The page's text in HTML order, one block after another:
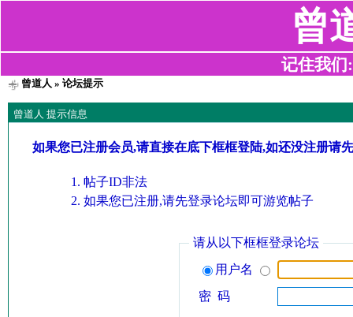
曾
记住我们
曾道人 » 论坛提示
曾道人 提示信息
如果您已注册会员,请直接在底下框框登陆,如还没注册请
帖子ID非法
如果您已注册,请先登录论坛即可游览帖子
请从以下框框登录论坛
用户名
密 码